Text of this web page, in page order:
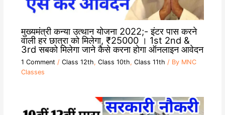
मुख्यमंत्री कन्या उत्थान योजना 2022;- इंटर पास करने
वाली हर छात्रा को मिलेगा, ₹25000 । 1st 2nd &
3rd सबको मिलेगा जाने कैसे करना होगा ऑनलाइन आवेदन
1 Comment / Class 12th, Class 10th, Class 11th / By MNC
Classes